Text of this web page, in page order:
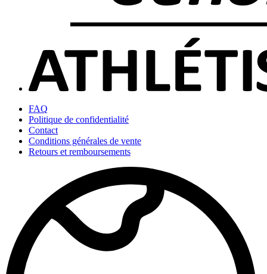
FAQ
Politique de confidentialité
Contact
Conditions générales de vente
Retours et remboursements